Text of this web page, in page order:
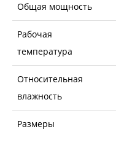
Общая мощность
Рабочая
температура
Относительная
влажность
Размеры